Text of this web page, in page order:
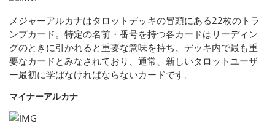
メジャーアルカナはタロットデッキの冒頭にある22枚のトラ
ンプカード。特定の名前・番号を持つ各カードはリーディン
グのときに引かれると重要な意味を持ち、デッキ内で最も重
要なカードとみなされており、通常、新しいタロットユーザ
ー最初に学ばなければならないカードです。
マイナーアルカナ